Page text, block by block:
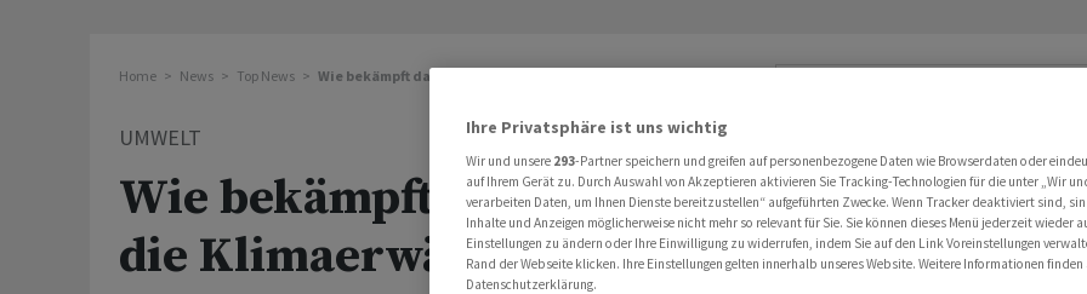
Home News Top News Wie bekämpft das Militär die Klimaerwärmung?
UMWELT
Wie bekämpft das Militär
die Klimaerwärmung?
Ihre Privatsphäre ist uns wichtig
Wir und unsere 293-Partner speichern und greifen auf personenbezogene Daten wie Browserdaten oder
auf Ihrem Gerät zu. Durch Auswahl von Akzeptieren aktivieren Sie Tracking-Technologien für die unter „Wir
verarbeiten Daten, um Ihnen Dienste bereitzustellen“ aufgeführten Zwecke. Wenn Tracker deaktiviert sind,
Inhalte und Anzeigen möglicherweise nicht mehr so relevant für Sie. Sie können dieses Menü jederzeit wieder
Einstellungen zu ändern oder Ihre Einwilligung zu widerrufen, indem Sie auf den Link Voreinstellungen
Rand der Webseite klicken. Ihre Einstellungen gelten innerhalb unseres Website. Weitere Informationen finden
Datenschutzerklärung.